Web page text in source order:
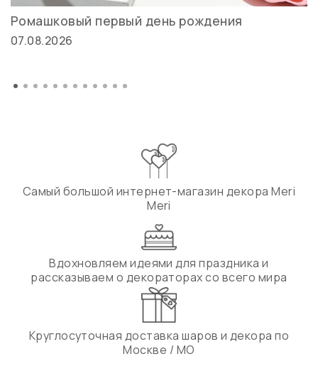
Ромашковый первый день рождения
07.08.2026
Самый большой интернет-магазин декора Meri
Meri
Вдохновляем идеями для праздника и
рассказываем о декораторах со всего мира
Круглосуточная доставка шаров и декора по
Москве / МО